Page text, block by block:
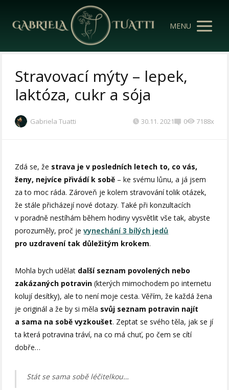
MENU
Stravovací mýty – lepek,
laktóza, cukr a sója
Gabriela Tuatti 30.11. 2021 0 7188x
Zdá se, že strava je v posledních letech to, co vás,
ženy, nejvíce přivádí k sobě – ke svému lůnu, a já jsem
za to moc ráda. Zároveň je kolem stravování tolik otázek,
že stále přicházejí nové dotazy. Také při konzultacích
v poradně nestíhám během hodiny vysvětlit vše tak, abyste
porozuměly, proč jevynechání 3 bílých jedů
pro uzdravení tak důležitým krokem.
Mohla bych udělat další seznam povolených nebo
zakázaných potravin (kterých mimochodem po internetu
kolují desítky), ale to není moje cesta. Věřím, že každá žena
je originál a že by si měla svůj seznam potravin najít
a sama na sobě vyzkoušet. Zeptat se svého těla, jak se jí
ta která potravina tráví, na co má chuť, po čem se cítí
dobře…
Stát se sama sobě léčitelkou…